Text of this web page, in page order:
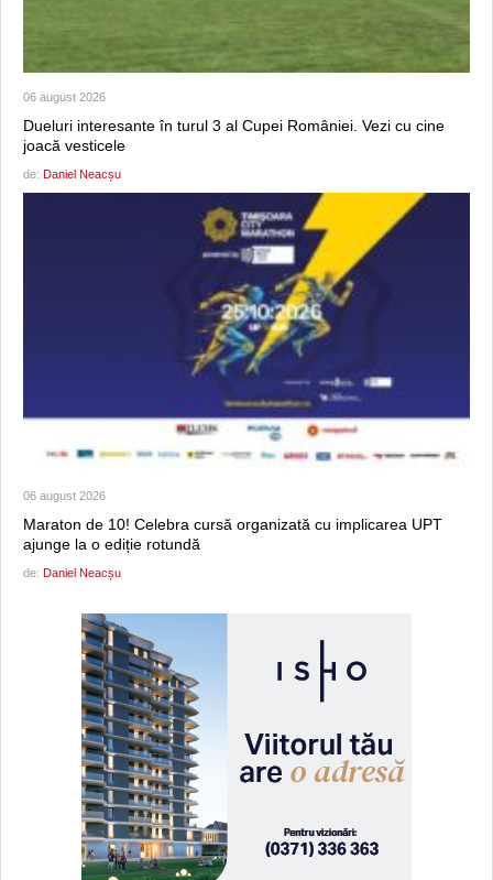
06 august 2026
Dueluri interesante în turul 3 al Cupei României. Vezi cu cine
joacă vesticele
de: Daniel Neacșu
06 august 2026
Maraton de 10! Celebra cursă organizată cu implicarea UPT
ajunge la o ediție rotundă
de: Daniel Neacșu